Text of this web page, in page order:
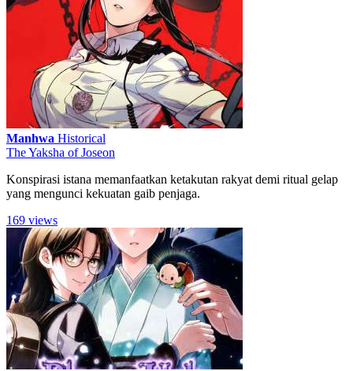
Manhwa Historical
The Yaksha of Joseon
Konspirasi istana memanfaatkan ketakutan rakyat demi ritual gelap
yang mengunci kekuatan gaib penjaga.
169 views